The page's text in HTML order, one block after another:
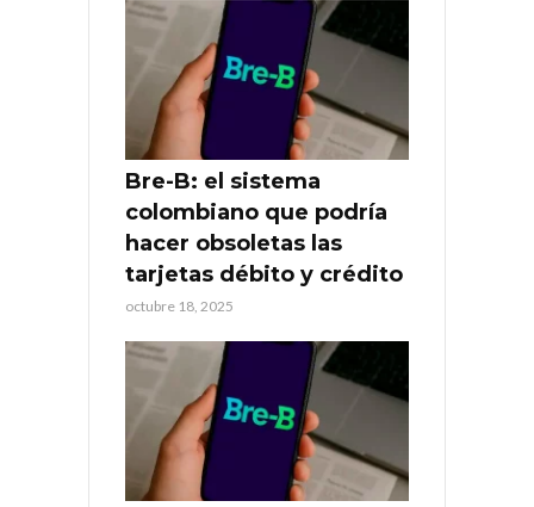
Bre-B: el sistema
colombiano que podría
hacer obsoletas las
tarjetas débito y crédito
octubre 18, 2025